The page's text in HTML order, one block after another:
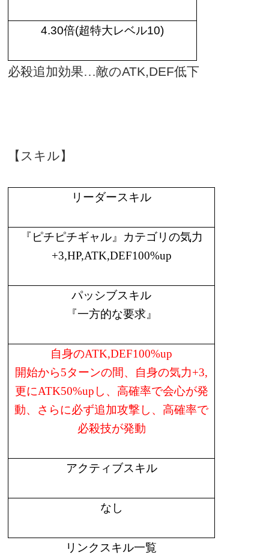
4.30倍(超特大レベル10)
必殺追加効果…敵のATK,DEF低下
【スキル】
リーダースキル
『ピチピチギャル』カテゴリの気力
+3,HP,ATK,DEF100%up
パッシブスキル
『一方的な要求』
自身のATK,DEF100%up
開始から5ターンの間、自身の気力+3,
更にATK50%up し、高確率で会心が発
動、さらに必ず追加攻撃し、高確率で
必殺技が発動
アクティブスキル
なし
リンクスキル一覧